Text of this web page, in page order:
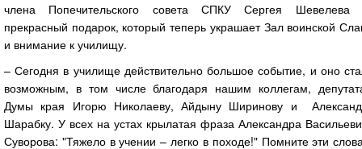
члена Попечительского совета СПКУ Сергея Шевелева
прекрасный подарок, который теперь украшает Зал воинской
и внимание к училищу.
– Сегодня в училище действительно большое событие, и оно
возможным, в том числе благодаря нашим коллегам,
Думы края Игорю Николаеву, Айдыну Ширинову и
Шарабку. У всех на устах крылатая фраза Александра
Суворова: "Тяжело в учении – легко в походе!" Помните эти